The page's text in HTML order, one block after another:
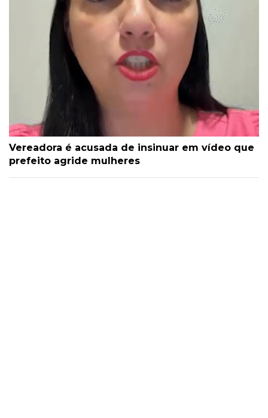
Vereadora é acusada de insinuar em vídeo que
prefeito agride mulheres